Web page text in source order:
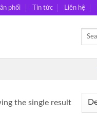
phối Tin tức Liên hệ
Search
the single result